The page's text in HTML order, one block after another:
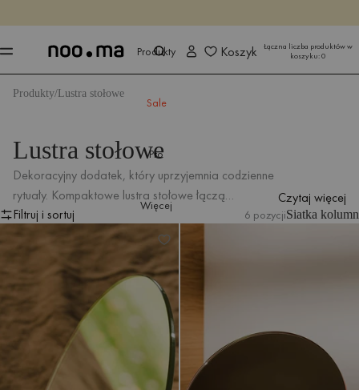
Kup teraz
Produkty
Sale
Pro
Więcej
Koszyk
Łączna liczba produktów w
koszyku:0
Produkty Lustra stołowe
Lustra stołowe
Dekoracyjny dodatek, który uprzyjemnia codzienne
rytuały. Kompaktowe lustra stołowe łączą
funkcjonalność z uroczą formą, doskonale
odnajdując się na łazienkowej półce lub toaletce.
Czytaj więcej
Filtruj i sortuj
Filtruj i sortuj
6 pozycjiSiatka kolumn